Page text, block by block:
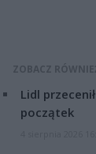
ZOBACZ
Lidl
początek